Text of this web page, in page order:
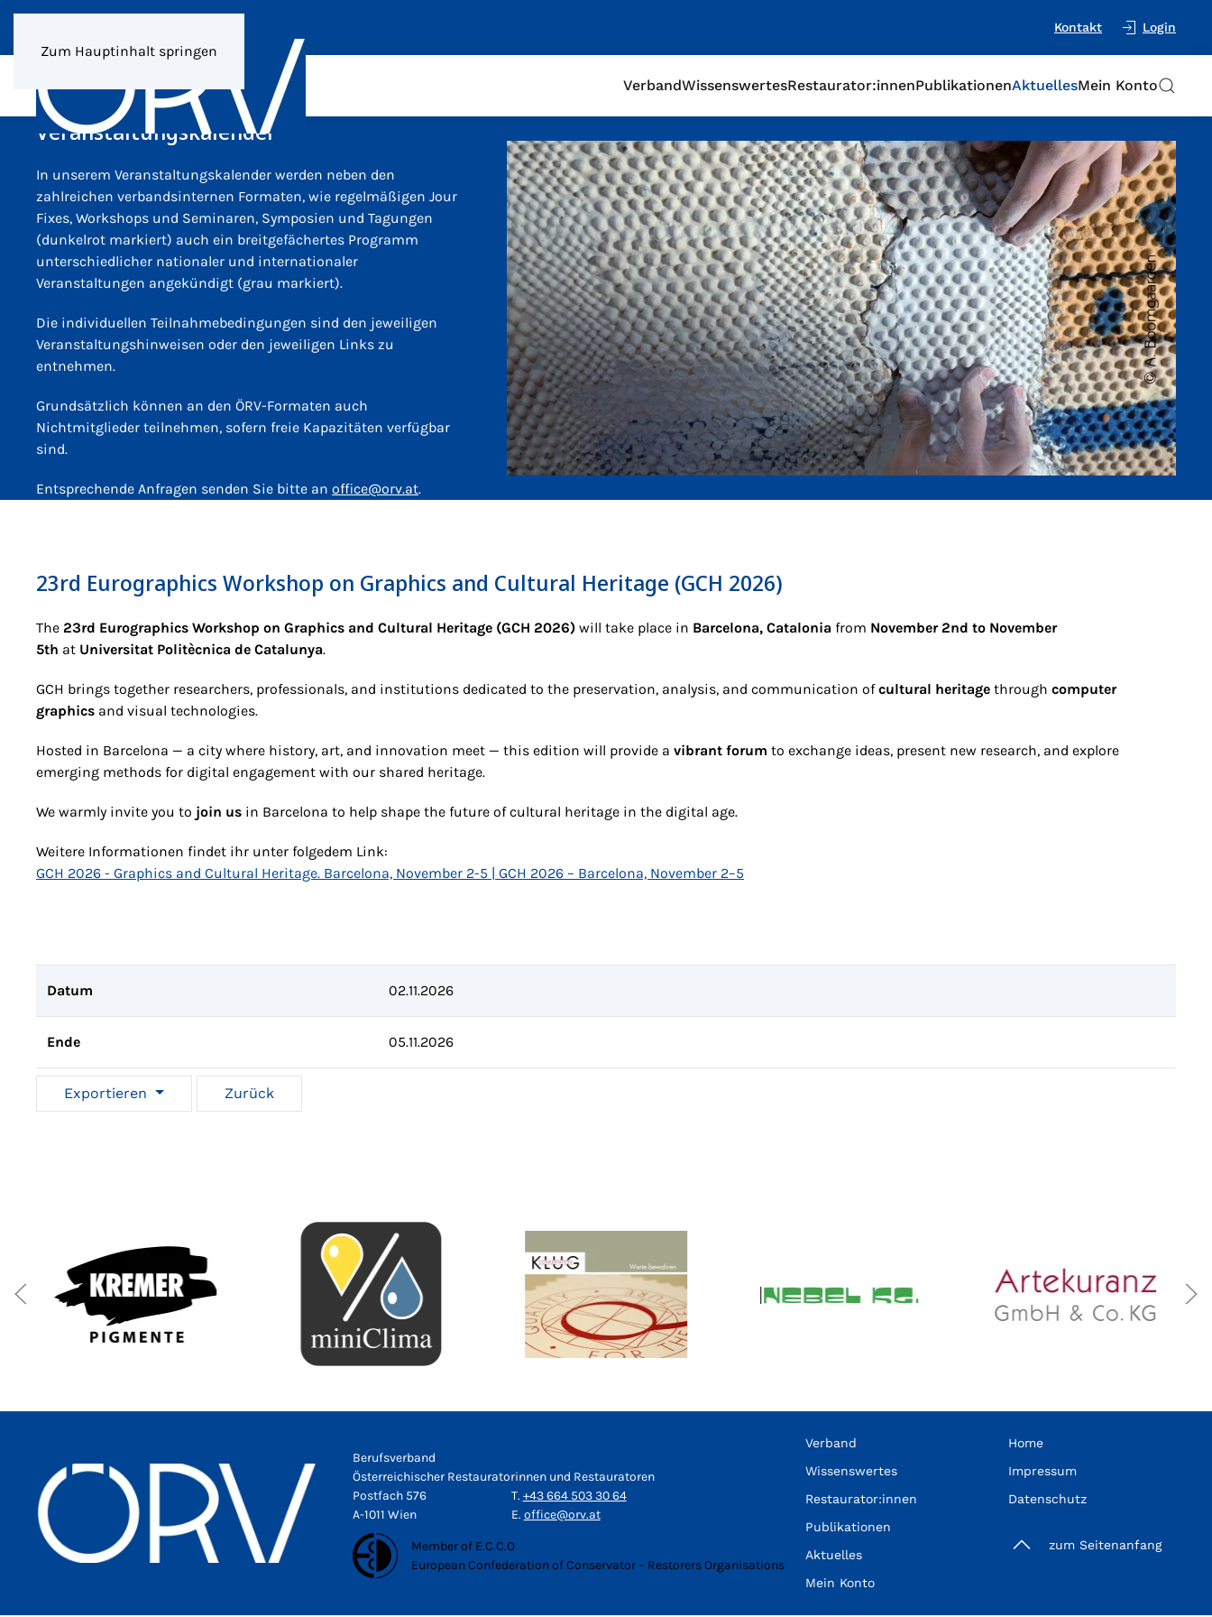
Zum Hauptinhalt springen
Kontakt Login
VerbandWissenswertesRestaurator:innenPublikationenAktuellesMein Konto
Veranstaltungskalender
In unserem Veranstaltungskalender werden neben den
zahlreichen verbandsinternen Formaten, wie regelmäßigen Jour
Fixes, Workshops und Seminaren, Symposien und Tagungen
(dunkelrot markiert) auch ein breitgefächertes Programm
unterschiedlicher nationaler und internationaler
Veranstaltungen angekündigt (grau markiert).
Die individuellen Teilnahmebedingungen sind den jeweiligen
Veranstaltungshinweisen oder den jeweiligen Links zu
entnehmen.
Grundsätzlich können an den ÖRV-Formaten auch
Nichtmitglieder teilnehmen, sofern freie Kapazitäten verfügbar
sind.
Entsprechende Anfragen senden Sie bitte an office@orv.at.
23rd Eurographics Workshop on Graphics and Cultural Heritage (GCH 2026)
The 23rd Eurographics Workshop on Graphics and Cultural Heritage (GCH 2026) will take place in Barcelona, Catalonia from November 2nd to November
5th at Universitat Politècnica de Catalunya.
GCH brings together researchers, professionals, and institutions dedicated to the preservation, analysis, and communication ofcultural heritage through computer
graphics and visual technologies.
Hosted in Barcelona — a city where history, art, and innovation meet — this edition will provide a vibrant forum to exchange ideas, present new research, and explore
emerging methods for digital engagement with our shared heritage.
We warmly invite you to join us in Barcelona to help shape the future of cultural heritage in the digital age.
Weitere Informationen findet ihr unter folgedem Link:
GCH 2026 - Graphics and Cultural Heritage. Barcelona, November 2-5 | GCH 2026 – Barcelona, November 2–5
Datum 02.11.2026
Ende 05.11.2026
Exportieren Zurück
Berufsverband
Österreichischer Restauratorinnen und Restauratoren
Postfach 576
A-1011 Wien
T. +43 664 503 30 64
E. office@orv.at
Member of E.C.C.O
European Confederation of Conservator – Restorers Organisations
Verband
Wissenswertes
Restaurator:innen
Publikationen
Aktuelles
Mein Konto
Home
Impressum
Datenschutz
zum Seitenanfang